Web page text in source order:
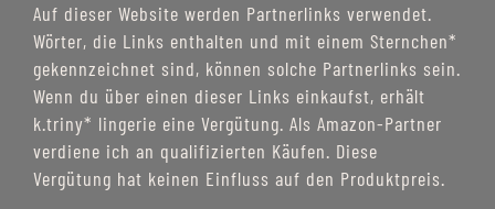
Auf dieser Website werden Partnerlinks verwendet.
Wörter, die Links enthalten und mit einem Sternchen*
gekennzeichnet sind, können solche Partnerlinks sein.
Wenn du über einen dieser Links einkaufst, erhält
k.triny* lingerie eine Vergütung. Als Amazon-Partner
verdiene ich an qualifizierten Käufen. Diese
Vergütung hat keinen Einfluss auf den Produktpreis.